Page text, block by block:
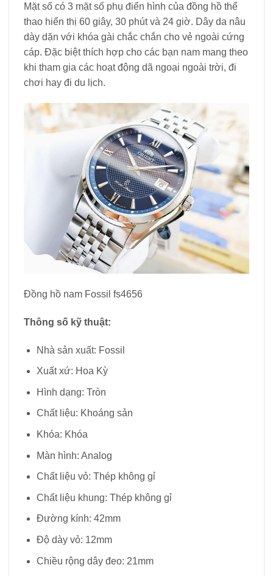
Mặt số có 3 mặt số phụ điển hình của đồng hồ thể
thao hiển thị 60 giây, 30 phút và 24 giờ. Dây da nâu
dày dặn với khóa gài chắc chắn cho vẻ ngoài cứng
cáp. Đặc biệt thích hợp cho các bạn nam mang theo
khi tham gia các hoạt động dã ngoại ngoài trời, đi
chơi hay đi du lịch.
Đồng hồ nam Fossil fs4656
Thông số kỹ thuật:
Nhà sản xuất: Fossil
Xuất xứ: Hoa Kỳ
Hình dạng: Tròn
Chất liệu: Khoáng sản
Khóa: Khóa
Màn hình: Analog
Chất liệu vỏ: Thép không gỉ
Chất liệu khung: Thép không gỉ
Đường kính: 42mm
Độ dày vỏ: 12mm
Chiều rộng dây đeo: 21mm